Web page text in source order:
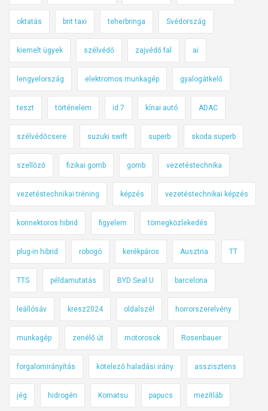
oktatás brit taxi teherbringa Svédország
kiemelt ügyek szélvédő zajvédő fal ai
lengyelország elektromos munkagép gyalogátkelő
teszt történelem id.7 kínai autó ADAC
szélvédőcsere suzuki swift superb skoda superb
szellőző fizikai gomb gomb vezetéstechnika
vezetéstechnikai tréning képzés vezetéstechnikai képzés
konnektoros hibrid figyelem tömegközlekedés
plug-in hibrid robogó kerékpáros Ausztria TT
TTS példamutatás BYD Seal U barcelona
leállósáv kresz2024 oldalszél horrorszerelvény
munkagép zenélő út motorosok Rosenbauer
forgalomirányítás kötelező haladási irány asszisztens
jég hidrogén Komatsu papucs mezítláb